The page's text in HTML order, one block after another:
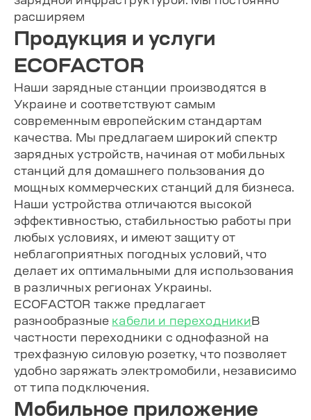
расширяем
Продукция и услуги
ECOFACTOR
Наши зарядные станции производятся в
Украине и соответствуют самым
современным европейским стандартам
качества. Мы предлагаем широкий спектр
зарядных устройств, начиная от мобильных
станций для домашнего пользования до
мощных коммерческих станций для бизнеса.
Наши устройства отличаются высокой
эффективностью, стабильностью работы при
любых условиях, и имеют защиту от
неблагоприятных погодных условий, что
делает их оптимальными для использования
в различных регионах Украины.
ECOFACTOR также предлагает
разнообразные кабели и переходникиВ
частности переходники с однофазной на
трехфазную силовую розетку, что позволяет
удобно заряжать электромобили, независимо
от типа подключения.
Мобильное приложение